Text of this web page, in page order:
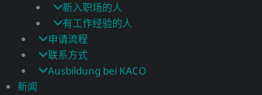
新入职场的人
有工作经验的人
申请流程
联系方式
Ausbildung bei KACO
新闻